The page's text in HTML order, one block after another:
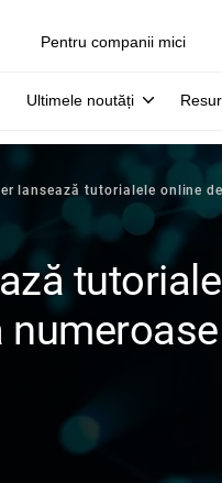
Pentru companii mici
Ultimele noutăți
lansează tutorialele online